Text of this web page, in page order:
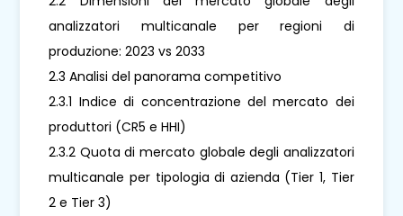
analizzatori multicanale per regioni di
produzione: 2023 vs 2033
2.3 Analisi del panorama competitivo
2.3.1 Indice di concentrazione del mercato dei
produttori (CR5 e HHI)
2.3.2 Quota di mercato globale degli analizzatori
multicanale per tipologia di azienda (Tier 1, Tier
2 e Tier 3)